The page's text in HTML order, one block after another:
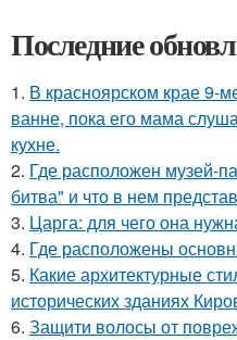
Последние
1. В красноярском крае 9-
ванне, пока его мама
кухне.
2. Где расположен музей-
битва" и что в нем
3. Царга: для чего она
4. Где расположены
5. Какие архитектурные
исторических зданиях
6. Защити волосы от